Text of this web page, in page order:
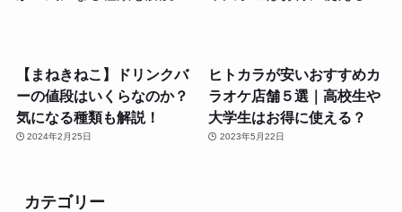
【まねきねこ】ドリンクバ
ーの値段はいくらなのか？
気になる種類も解説！
2024年2月25日
ヒトカラが安いおすすめカ
ラオケ店舗５選｜高校生や
大学生はお得に使える？
2023年5月22日
カテゴリー